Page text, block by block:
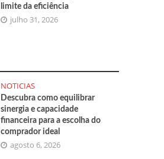
limite da eficiência
julho 31, 2026
NOTICIAS
Descubra como equilibrar
sinergia e capacidade
financeira para a escolha do
comprador ideal
agosto 6, 2026